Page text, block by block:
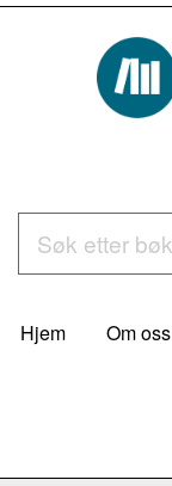
Hjem Om oss